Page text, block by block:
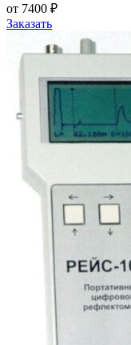
от 7400 ₽
Заказать